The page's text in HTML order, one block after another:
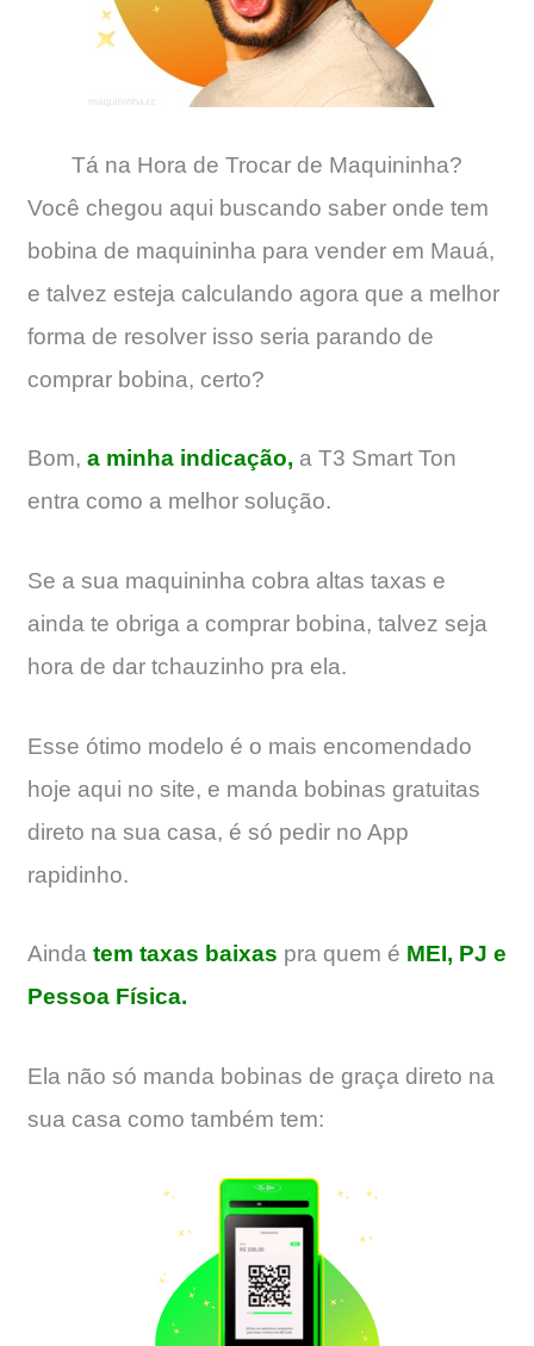
Tá na Hora de Trocar de Maquininha?
Você chegou aqui buscando saber onde tem
bobina de maquininha para vender em Mauá,
e talvez esteja calculando agora que a melhor
forma de resolver isso seria parando de
comprar bobina, certo?
Bom, a minha indicação, a T3 Smart Ton
entra como a melhor solução.
Se a sua maquininha cobra altas taxas e
ainda te obriga a comprar bobina, talvez seja
hora de dar tchauzinho pra ela.
Esse ótimo modelo é o mais encomendado
hoje aqui no site, e manda bobinas gratuitas
direto na sua casa, é só pedir no App
rapidinho.
Ainda tem taxas baixas pra quem é MEI, PJ e
Pessoa Física.
Ela não só manda bobinas de graça direto na
sua casa como também tem: